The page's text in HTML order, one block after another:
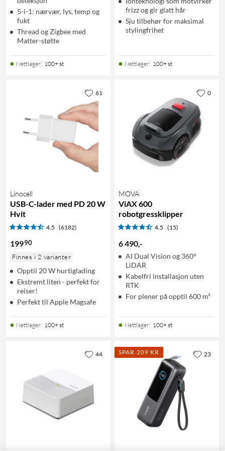
5-i-1: nærvær, lys, temp og
fukt
Thread og Zigbee med
Matter-støtte
Nettlager: 100+ st
frizz og gir glatt hår
Sju tilbehør for maksimal
stylingfrihet
Nettlager: 100+ st
Linocell
USB-C-lader med PD 20 W
Hvit
4.5 (6182)
19990
Finnes i 2 varianter
Opptil 20 W hurtiglading
Ekstremt liten - perfekt for
reiser!
Perfekt til Apple Magsafe
Nettlager: 100+ st
61
MOVA
ViAX 600
robotgressklipper
4.5 (15)
6 490,-
AI Dual Vision og 360°
LiDAR
Kabelfri installasjon uten
RTK
For plener på opptil 600 m²
Nettlager: 100+ st
0
44 SPAR 209 KR 23